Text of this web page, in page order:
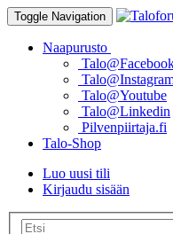
Toggle Navigation
Naapurusto
Talo@Youtube
Talo@Linkedin
Pilvenpiirtaja.fi
Talo-Shop
Luo uusi tili
Kirjaudu sisään